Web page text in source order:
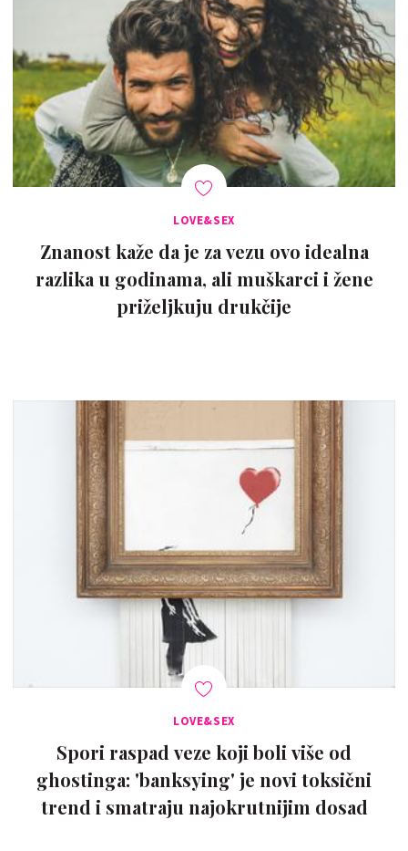
LOVE&SEX
Znanost kaže da je za vezu ovo idealna
razlika u godinama, ali muškarci i žene
priželjkuju drukčije
LOVE&SEX
Spori raspad veze koji boli više od
ghostinga: 'banksying' je novi toksični
trend i smatraju najokrutnijim dosad